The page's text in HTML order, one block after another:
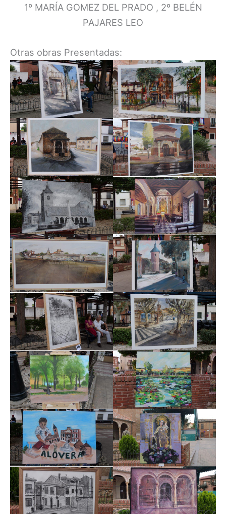
1º MARÍA GOMEZ DEL PRADO , 2º BELÉN
PAJARES LEO
Otras obras Presentadas: